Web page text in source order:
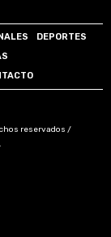
DEPORTES
reservados /